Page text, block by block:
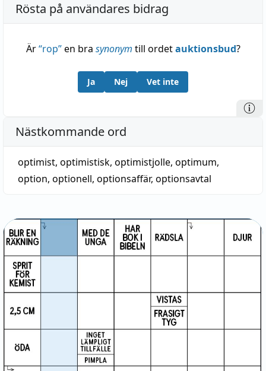
Rösta på användares bidrag
Är“rop”en bra synonym till ordetauktionsbud?
Ja Nej Vet inte
Nästkommande ord
optimist, optimistisk, optimistjolle, optimum,
option, optionell, optionsaffär, optionsavtal